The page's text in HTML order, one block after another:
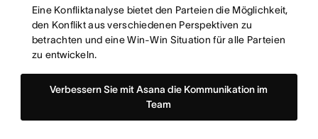
Eine Konfliktanalyse bietet den Parteien die Möglichkeit,
den Konflikt aus verschiedenen Perspektiven zu
betrachten und eine Win-Win Situation für alle Parteien
zu entwickeln.
Verbessern Sie mit Asana die Kommunikation im
Team